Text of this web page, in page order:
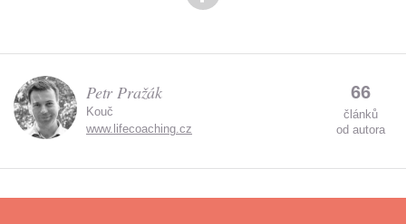
Petr Pražák
Kouč
www.lifecoaching.cz
66
článků
od autora